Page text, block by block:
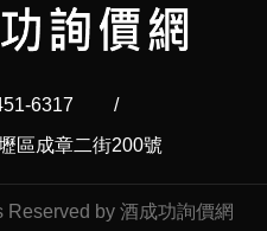
6317
/
區成章二街200號
by 酒成功詢價網